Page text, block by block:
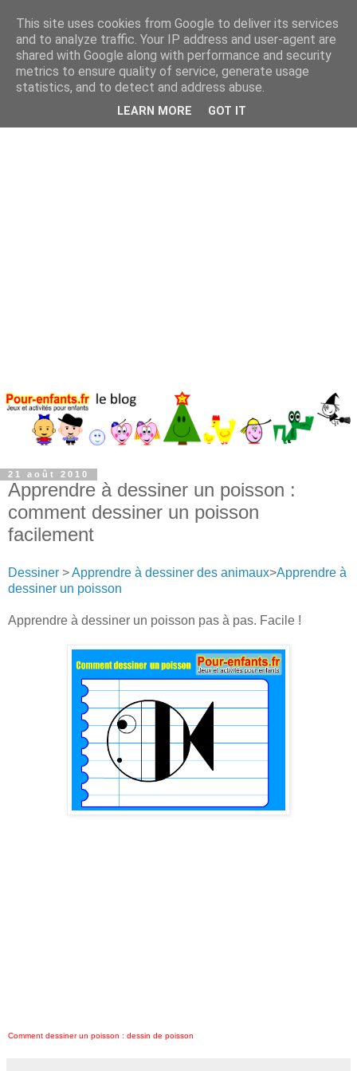
21 août 2010
Apprendre à dessiner un poisson :
comment dessiner un poisson
facilement
Dessiner >Apprendre à dessiner des animaux>Apprendre à
dessiner un poisson
Apprendre à dessiner un poisson pas à pas. Facile !
Comment dessiner un poisson : dessin de poisson
This site uses cookies from Google to deliver its services
and to analyze traffic. Your IP address and user-agent are
shared with Google along with performance and security
metrics to ensure quality of service, generate usage
statistics, and to detect and address abuse.
LEARN MORE GOT IT